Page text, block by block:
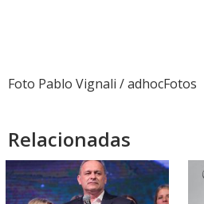
Foto Pablo Vignali / adhocFotos
Relacionadas